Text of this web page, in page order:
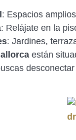
: Espacios
: Relájate en la
: Jardines,
están